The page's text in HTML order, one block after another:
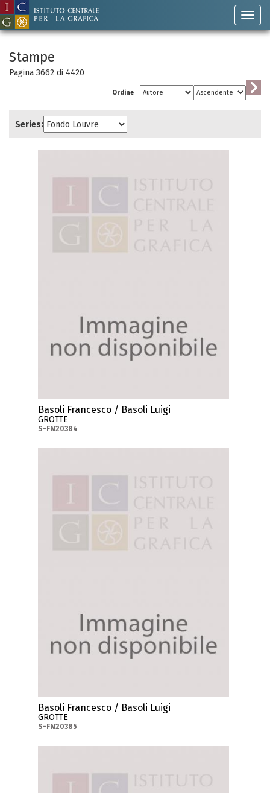
Stampe
Pagina 3662 di 4420
Ordine
Series:
Basoli Francesco / Basoli Luigi
GROTTE
S-FN20384
Basoli Francesco / Basoli Luigi
GROTTE
S-FN20385